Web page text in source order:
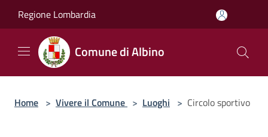
Regione Lombardia
Comune di Albino
Home > Vivere il Comune > Luoghi > Circolo sportivo